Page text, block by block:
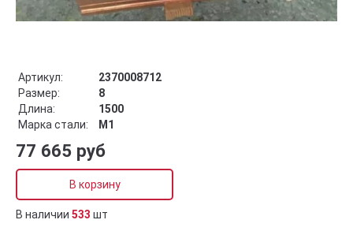
Артикул:
2370008712
Размер:
8
Длина:
1500
Марка стали:
М1
77 665 руб
В корзину
В наличии 533 шт